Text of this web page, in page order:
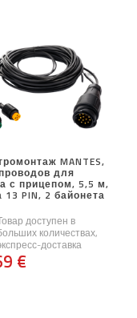
MANTES,
для
с прицепом, 5,5 м,
13 PIN, 2 байонета
доступен в
количествах,
доставка
€